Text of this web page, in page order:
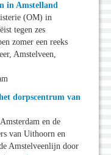
in Amstelland
(OM) in
tegen zes
zomer een reeks
Amstelveen,
dorpscentrum van
en de
van Uithoorn en
Amstelveenlijn door